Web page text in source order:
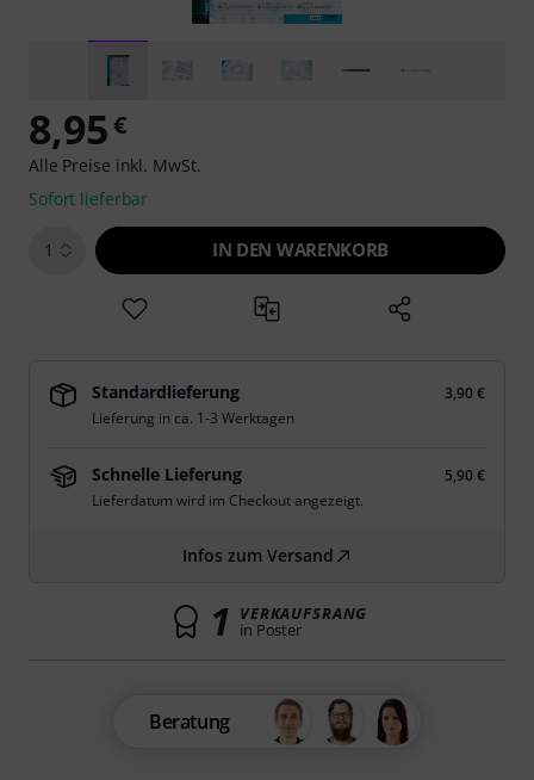
8,95€
Alle Preise inkl. MwSt.
Sofort lieferbar
1 IN DEN WARENKORB
Standardlieferung
3,90 €
Lieferung in ca. 1-3 Werktagen
Schnelle Lieferung
5,90 €
Lieferdatum wird im Checkout angezeigt.
Infos zum Versand
1 VERKAUFSRANG
in Poster
Beratung